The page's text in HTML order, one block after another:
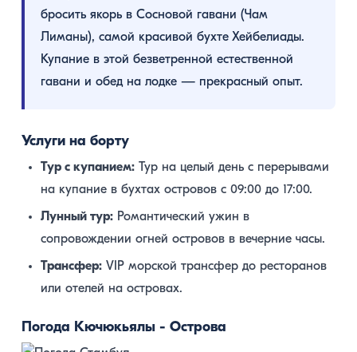
бросить якорь в Сосновой гавани (Чам
Лиманы), самой красивой бухте Хейбелиады.
Купание в этой безветренной естественной
гавани и обед на лодке — прекрасный опыт.
Услуги на борту
Тур с купанием: Тур на целый день с перерывами
на купание в бухтах островов с 09:00 до 17:00.
Лунный тур: Романтический ужин в
сопровождении огней островов в вечерние часы.
Трансфер: VIP морской трансфер до ресторанов
или отелей на островах.
Погода Кючюкьялы - Острова